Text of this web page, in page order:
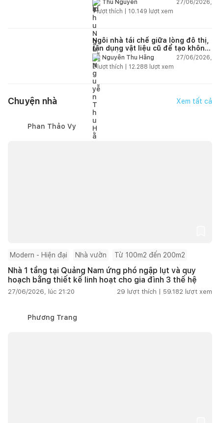
Thu Nguyễn
27/06/2026,
1lượt thích | 10.149 lượt xem
Ngôi nhà tái chế giữa lòng đô thị,
tận dụng vật liệu cũ để tạo không
gian sống linh hoạt
Nguyễn Thu Hằng
27/06/2026,
2lượt thích | 12.288 lượt xem
Chuyện nhà Xem tất cả
Phan Thảo Vy
Modern - Hiện đại Nhà vườn Từ 100m2 đến 200m2
Nhà 1 tầng tại Quảng Nam ứng phó ngập lụt và quy
hoạch bằng thiết kế linh hoạt cho gia đình 3 thế hệ
27/06/2026, lúc 21:20 29 lượt thích | 59.182 lượt xem
Phương Trang